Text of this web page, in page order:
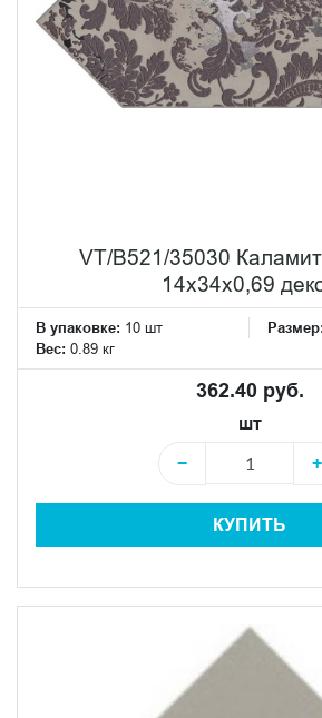
VT/B521/35030
14x34x0,69
В упаковке: 10 шт Размер:
Вес: 0.89 кг
362.40 руб.
шт
−
+
КУПИТЬ